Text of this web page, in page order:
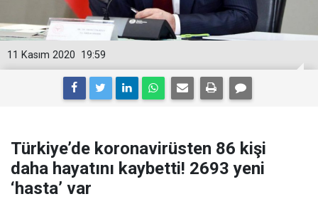
19:59
11 Kasım 2020
Türkiye’de koronavirüsten 86 kişi
daha hayatını kaybetti! 2693 yeni
‘hasta’ var